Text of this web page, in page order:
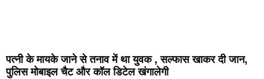
पत्नी के मायके जाने से तनाव में था युवक , सल्फास खाकर दी जान,
पुलिस मोबाइल चैट और कॉल डिटेल खंगालेगी